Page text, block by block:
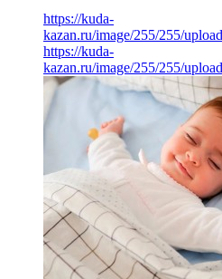
https://kuda-
kazan.ru/image/255/255/
https://kuda-
kazan.ru/image/255/255/